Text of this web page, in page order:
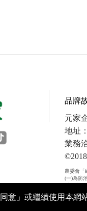
意」或繼續使用本
品牌
元家
地址
業務
農委會「
(一)為防
治條例